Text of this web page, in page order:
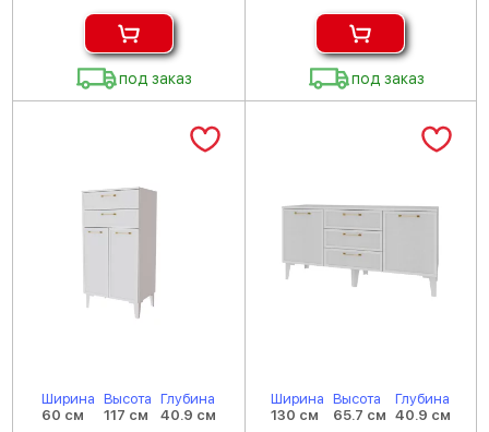
под заказ под заказ
Ширина
60 см
Высота
117 см
Глубина
40.9 см
Ширина
130 см
Высота
65.7 см
Глубина
40.9 см